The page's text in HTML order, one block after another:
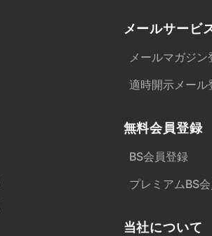
メールサービ
メールマガジン
適時開示メール
無料会員登録
BS会員登録
プレミアムBS
当社について